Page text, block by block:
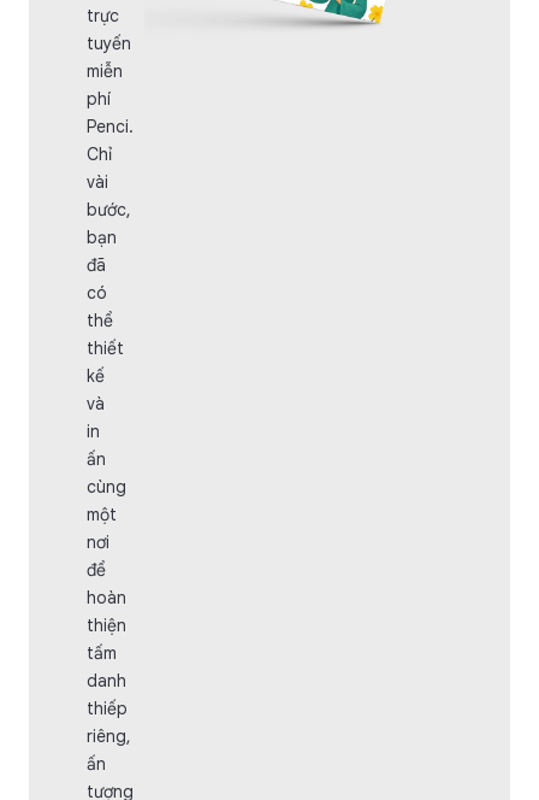
trực
tuyến
miễn
phí
Penci.
Chỉ
vài
bước,
bạn
đã
có
thể
thiết
kế
và
in
ấn
cùng
một
nơi
để
hoàn
thiện
tấm
danh
thiếp
riêng,
ấn
tượng